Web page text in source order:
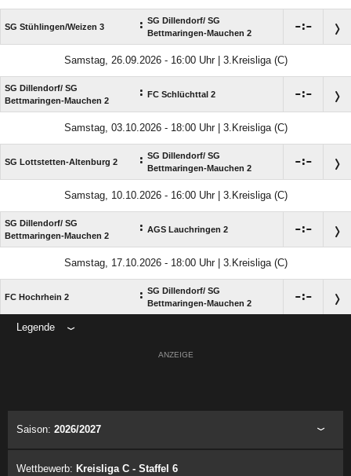
SG Stühlingen/​Weizen 3 : SG Dillendorf/​ SG
Bettmaringen-Mauchen 2
:
Samstag, 26.09.2026 - 16:00 Uhr | 3.Kreisliga (C)
SG Dillendorf/​ SG
Bettmaringen-Mauchen 2
: FC Schlüchttal 2 :
Samstag, 03.10.2026 - 18:00 Uhr | 3.Kreisliga (C)
SG Lottstetten-Altenburg 2 : SG Dillendorf/​ SG
Bettmaringen-Mauchen 2
:
Samstag, 10.10.2026 - 16:00 Uhr | 3.Kreisliga (C)
SG Dillendorf/​ SG
Bettmaringen-Mauchen 2
: AGS Lauchringen 2 :
Samstag, 17.10.2026 - 18:00 Uhr | 3.Kreisliga (C)
FC Hochrhein 2 : SG Dillendorf/​ SG
Bettmaringen-Mauchen 2
:
Legende
ANZEIGE
Saison: 2026/2027
Wettbewerb: Kreisliga C - Staffel 6